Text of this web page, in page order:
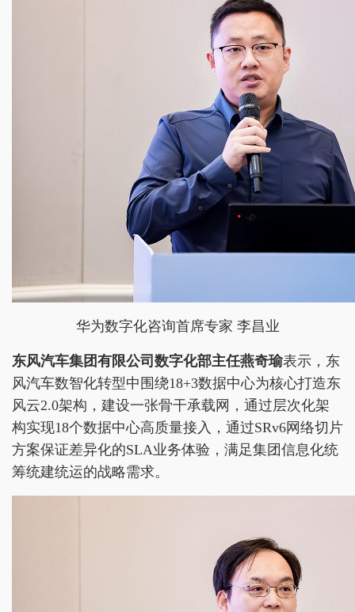
华为数字化咨询首席专家 李昌业
东风汽车集团有限公司数字化部主任燕奇瑜表示，东
风汽车数智化转型中围绕18+3数据中心为核心打造东
风云2.0架构，建设一张骨干承载网，通过层次化架
构实现18个数据中心高质量接入，通过SRv6网络切片
方案保证差异化的SLA业务体验，满足集团信息化统
筹统建统运的战略需求。